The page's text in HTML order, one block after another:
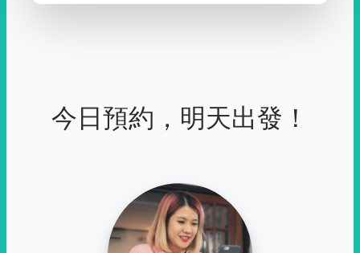
今日預約，明天出發！